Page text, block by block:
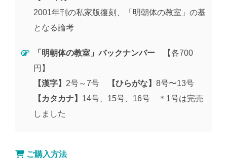
2001年刊の私家版復刻、「明朝体の教室」の基
となる論考
「明朝体の教室」バックナンバー【各700
円】
【漢字】 2号～7号 【ひらがな】 8号〜13号
【カタカナ】 14号、15号、16号 ＊1号は完売
しました
ご購入方法